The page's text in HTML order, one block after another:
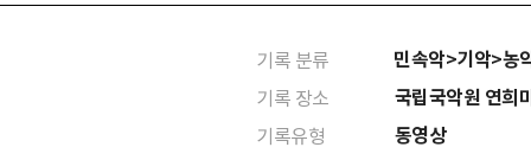
기록 분류 민속악>기악>농
기록 장소 국립국악원 연희
기록유형 동영상